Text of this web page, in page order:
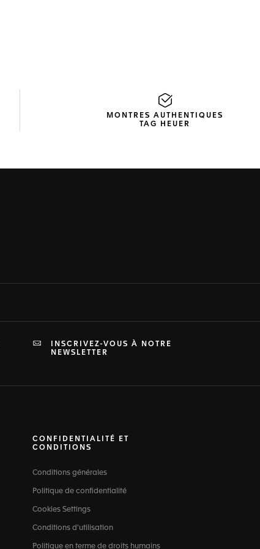
MONTRES AUTHENTIQUES
TAG HEUER
INSCRIVEZ-VOUS À NOTRE
NEWSLETTER
CONFIDENTIALITÉ ET
CONDITIONS
Conditions générales
Politique de confidentialité
Cookies Settings
Conditions d'utilisation
Politique en terme de droits humains